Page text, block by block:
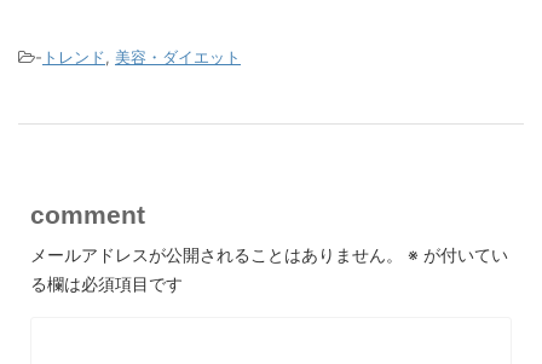
- トレンド, 美容・ダイエット
comment
メールアドレスが公開されることはありません。 ※ が付いてい
る欄は必須項目です